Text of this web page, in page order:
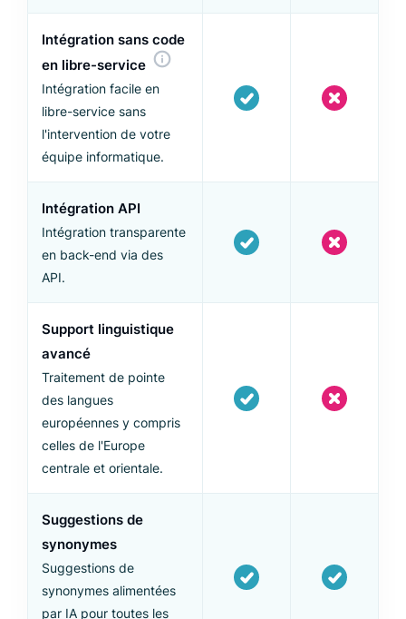
Intégration sans code
en libre-service
Intégration facile en
libre-service sans
l'intervention de votre
équipe informatique.
Intégration API
Intégration transparente
en back-end via des
API.
Support linguistique
avancé
Traitement de pointe
des langues
européennes y compris
celles de l'Europe
centrale et orientale.
Suggestions de
synonymes
Suggestions de
synonymes alimentées
par IA pour toutes les